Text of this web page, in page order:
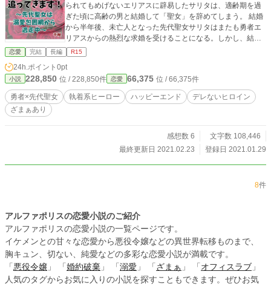
られてもめげないエリアスに辟易したサリタは、適齢期を過
ぎた頃に高齢の男と結婚して「聖女」を辞めてしまう。 結婚
から半年後、未亡人となった先代聖女サリタはまたも勇者エ
リアスからの熱烈な求婚を受けることになる。しかし、結婚
式の夜のエリアスのとある「やらかし」により、サリタは絶
対に彼とは結婚しないと決めていた。 「結婚して！」と追い
かける勇者エリアスと、「お断りします！」と国中を逃げ回
りながら再婚相手を探す先代聖女サリタ。 追いかけっこをし
ながら、いつしかサリタもエリアスに絆され――たりはしな
い。普通に逃げる。めっちゃ逃げる。とにかく逃げる。聖女
げ足の速い先代聖女の逃走劇（ミステリ仕立て）。 男色家が
出ます。かわいそうな死に方をする人がいます。犯罪者が多
恋愛 完結 長編 R15
24h.ポイント 0pt
小説 228,850 位 / 228,850件 恋愛 66,375 位 / 66,375件
勇者×先代聖女 執着系ヒーロー ハッピーエンド
デレないヒロイン
ざまぁあり
感想数 6
文字数 108,446
最終更新日 2021.02.23
登録日 2021.01.29
8件
アルファポリスの恋愛小説のご紹介
アルファポリスの恋愛小説の一覧ページです。
イケメンとの甘々な恋愛から悪役令嬢などの異世界転移ものまで、
胸キュン、切ない、純愛などの多彩な恋愛小説が満載です。
「 悪役令嬢 」 「 婚約破棄 」 「 溺愛 」 「 ざまぁ 」 「 オフィスラブ 」
人気のタグからお気に入りの小説を探すこともできます。ぜひお気